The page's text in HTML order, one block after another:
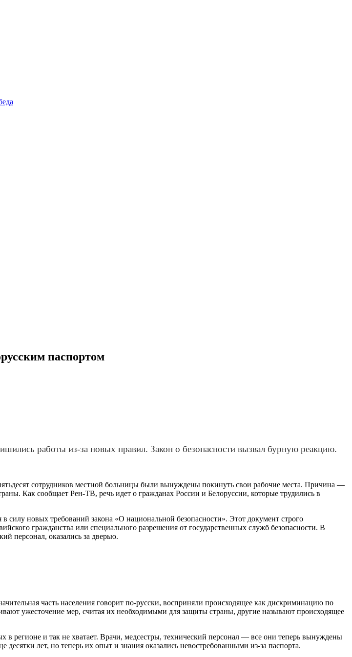
паспортом
работы из-за новых правил. Закон о безопасности вызвал бурную реакцию.
сотрудников местной больницы были вынуждены покинуть свои рабочие места. Причина —
Как сообщает Рен-ТВ, речь идет о гражданах России и Белоруссии, которые трудились в
новых требований закона «О национальной безопасности». Этот документ строго
гражданства или специального разрешения от государственных служб безопасности. В
персонал, оказались за дверью.
часть населения говорит по-русски, восприняли происходящее как дискриминацию по
ужесточение мер, считая их необходимыми для защиты страны, другие называют происходящее
в регионе и так не хватает. Врачи, медсестры, технический персонал — все они теперь вынуждены
лет, но теперь их опыт и знания оказались невостребованными из-за паспорта.